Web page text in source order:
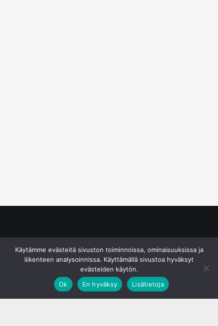
Käytämme evästeitä sivuston toiminnoissa, ominaisuuksissa ja
liikenteen analysoinnissa. Käyttämällä sivustoa hyväksyt
evästeiden käytön.
Ok
En hyväksy Lisätietoja